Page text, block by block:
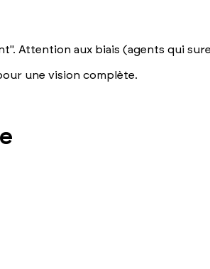
Attention aux biais (agents qui
une vision complète.